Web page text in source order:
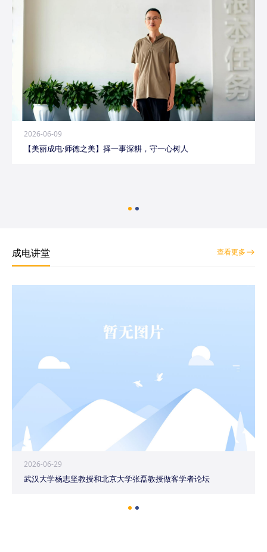
2026-06-09
【美丽成电·师德之美】择一事深耕，守一心树人
成电讲堂 查看更多
2026-06-29
武汉大学杨志坚教授和北京大学张磊教授做客学者论坛